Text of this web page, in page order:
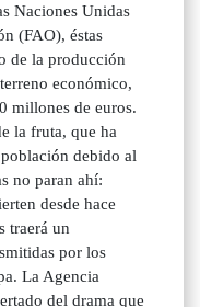
Naciones Unidas
(FAO), éstas
de la producción
económico,
millones de euros.
la fruta, que ha
debido al
no paran ahí:
desde hace
traerá un
por los
La Agencia
del drama que